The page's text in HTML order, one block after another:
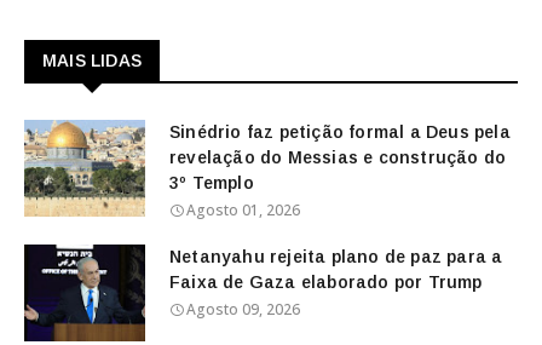
MAIS LIDAS
Sinédrio faz petição formal a Deus pela
revelação do Messias e construção do
3º Templo
Agosto 01, 2026
Netanyahu rejeita plano de paz para a
Faixa de Gaza elaborado por Trump
Agosto 09, 2026